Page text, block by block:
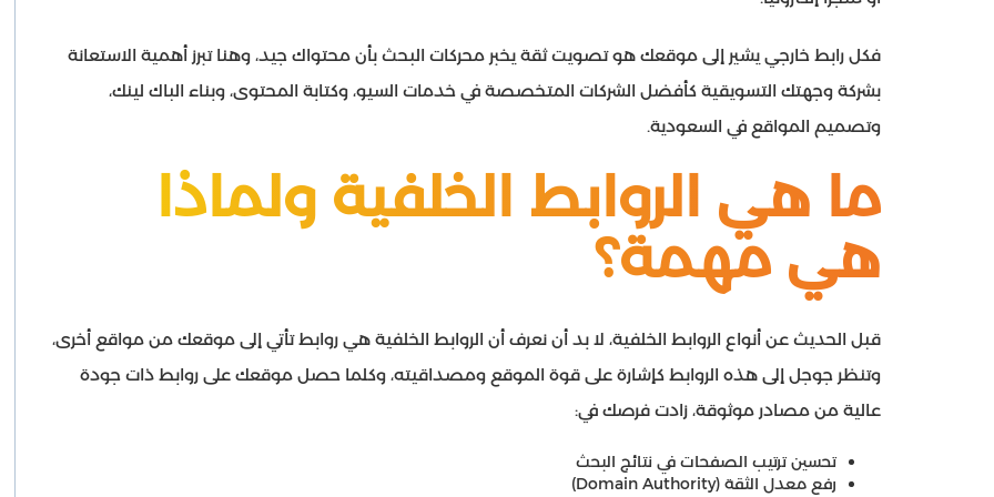
فكل رابط خارجي يشير إلى موقعك هو تصويت ثقة يخبر محركات البحث بأن محتواك جيد، وهنا تبرز أهمية الاستعانة
بشركة وجهتك التسويقية كأفضل الشركات المتخصصة في خدمات السيو، وكتابة المحتوى، وبناء الباك لينك،
وتصميم المواقع في السعودية.
ما هي الروابط الخلفية ولماذا
هي مهمة؟
قبل الحديث عن أنواع الروابط الخلفية، لا بد أن نعرف أن الروابط الخلفية هي روابط تأتي إلى موقعك من مواقع أخرى،
وتنظر جوجل إلى هذه الروابط كإشارة على قوة الموقع ومصداقيته، وكلما حصل موقعك على روابط ذات جودة
عالية من مصادر موثوقة، زادت فرصك في:
تحسين ترتيب الصفحات في نتائج البحث
رفع معدل الثقة (Domain Authority)